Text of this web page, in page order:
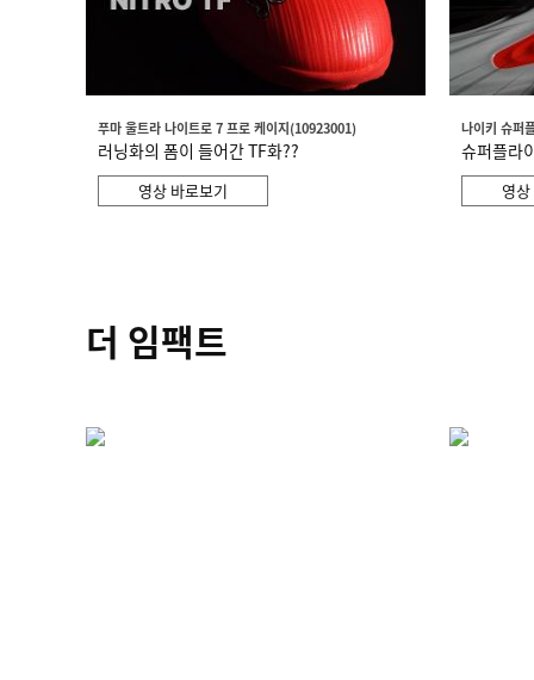
푸마 울트라 나이트로 7 프로 케이지(10923001)
러닝화의 폼이 들어간 TF화??
영상 바로보기
나이키 슈퍼
슈퍼플라
영
더 임팩트